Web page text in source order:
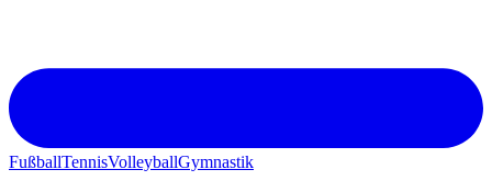
FußballTennisVolleyballGymnastik